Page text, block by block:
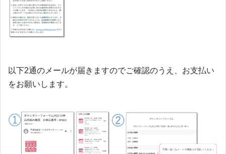
以下2通のメールが届きますのでご確認のうえ、お支払い
をお願いします。